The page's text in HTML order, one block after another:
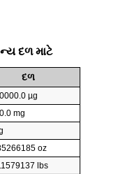
દળ માટે
દળ
µg
mg
oz
lbs